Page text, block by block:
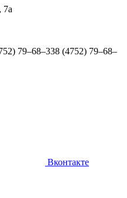
7а
79–68–338 (4752) 79–68–
Вконтакте